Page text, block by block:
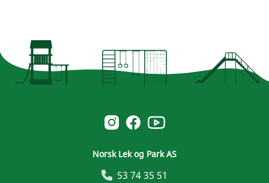
Norsk Leg & Park instagram
Norsk Leg & Park facebook
Norsk Leg & Park youtube
Norsk Lek og Park AS
53 74 35 51